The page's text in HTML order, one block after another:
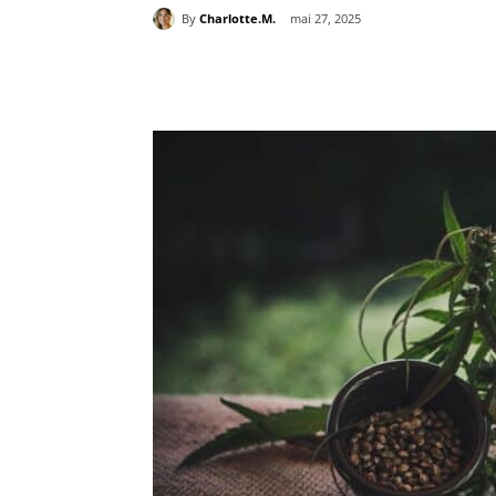
By Charlotte.M. mai 27, 2025